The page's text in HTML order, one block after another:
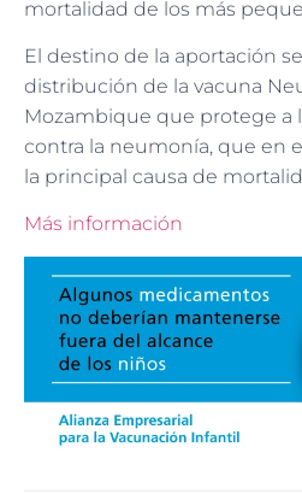
mortalidad de los más
El destino de la aportación
distribución de la vacuna
Mozambique que protege a
contra la neumonía, que en
la principal causa de
Más información